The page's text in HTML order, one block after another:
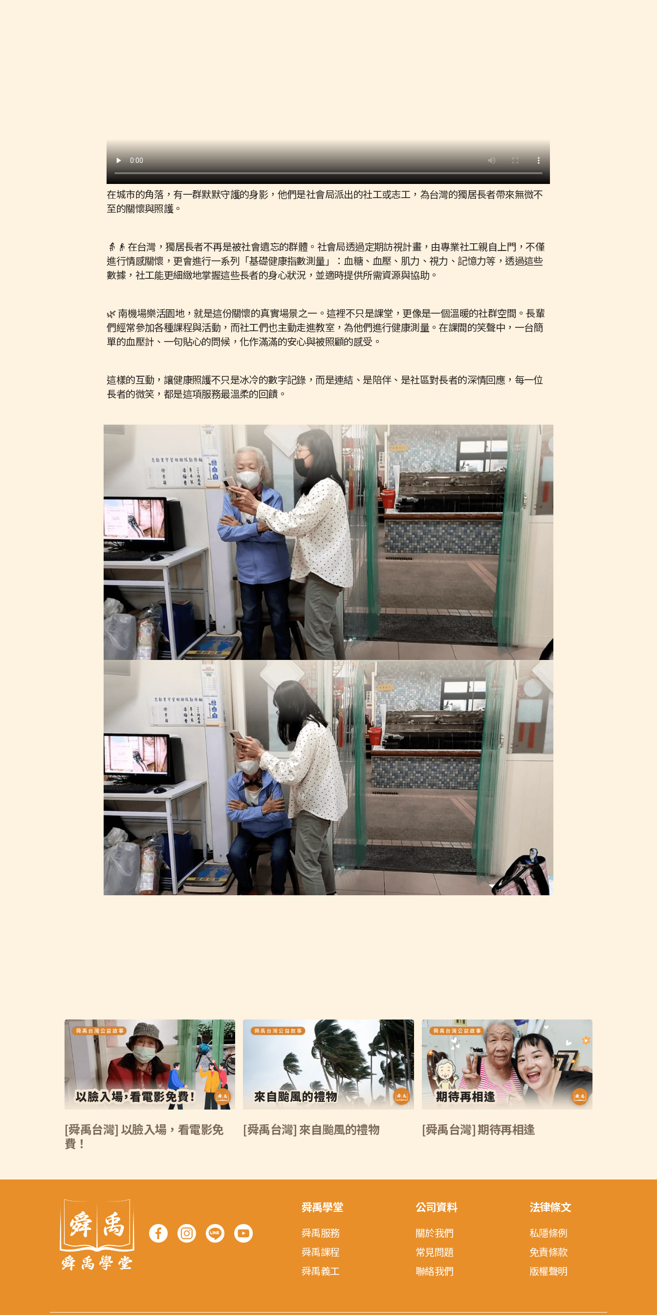
在城市的角落，有一群默默守護的身影，他們是社會局派出的社工或志工，為台灣的獨居長者帶來無微不
至的關懷與照護。
👵👴 在台灣，獨居長者不再是被社會遺忘的群體。社會局透過定期訪視計畫，由專業社工親自上門，不僅
進行情感關懷，更會進行一系列「基礎健康指數測量」：血糖、血壓、肌力、視力、記憶力等，透過這些
數據，社工能更細緻地掌握這些長者的身心狀況，並適時提供所需資源與協助。
🌿 南機場樂活園地，就是這份關懷的真實場景之一。這裡不只是課堂，更像是一個溫暖的社群空間。長輩
們經常參加各種課程與活動，而社工們也主動走進教室，為他們進行健康測量。在課間的笑聲中，一台簡
單的血壓計、一句貼心的問候，化作滿滿的安心與被照顧的感受。
這樣的互動，讓健康照護不只是冰冷的數字記錄，而是連結、是陪伴、是社區對長者的深情回應，每一位
長者的微笑，都是這項服務最溫柔的回饋。
[舜禹台灣] 以臉入場，看電影免
費！
[舜禹台灣] 來自颱風的禮物 [舜禹台灣] 期待再相逢
舜禹學堂
舜禹服務
舜禹課程
舜禹義工
公司資料
關於我們
常見問題
聯絡我們
法律條文
私隱條例
免責條款
版權聲明